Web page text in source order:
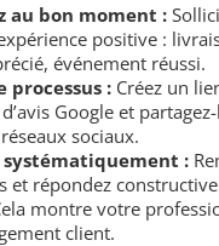
au bon moment :
positive :
événement réussi.
processus : Créez un
Google et
sociaux.
systématiquement :
et répondez
montre votre
client.